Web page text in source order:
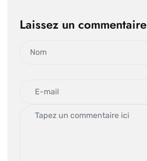
Laissez un commentaire